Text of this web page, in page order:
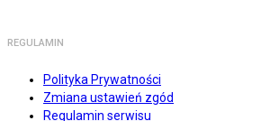
REGULAMIN
Polityka Prywatności
Zmiana ustawień zgód
Regulamin serwisu